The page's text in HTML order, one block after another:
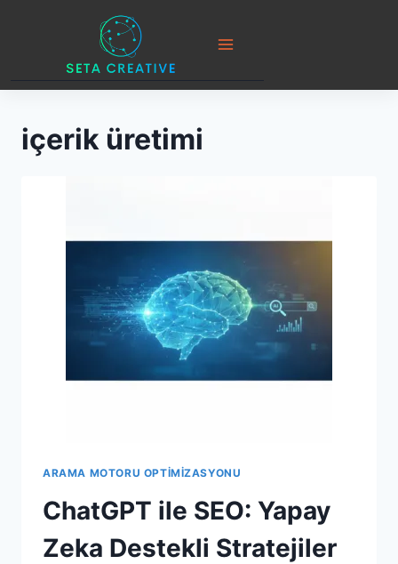
içerik üretimi
ARAMA MOTORU OPTIMIZASYONU
ChatGPT ile SEO: Yapay
Zeka Destekli Stratejiler